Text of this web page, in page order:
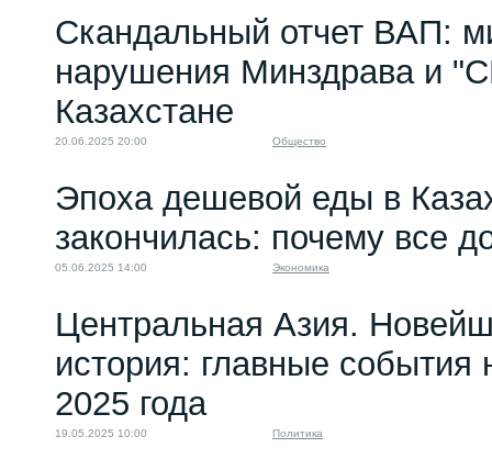
Скандальный отчет ВАП:
нарушения Минздрава и
Казахстане
20.06.2025 20:00 Общество
Эпоха дешевой еды в
закончилась: почему все
05.06.2025 14:00 Экономика
Центральная Азия.
история: главные события
2025 года
19.05.2025 10:00 Политика